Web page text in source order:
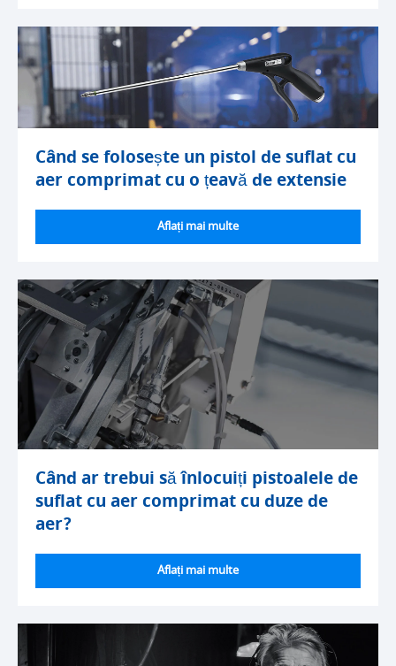
Când se folosește un pistol de suflat cu
aer comprimat cu o țeavă de extensie
Aflați mai multe
Când ar trebui să înlocuiți pistoalele de
suflat cu aer comprimat cu duze de
aer?
Aflați mai multe